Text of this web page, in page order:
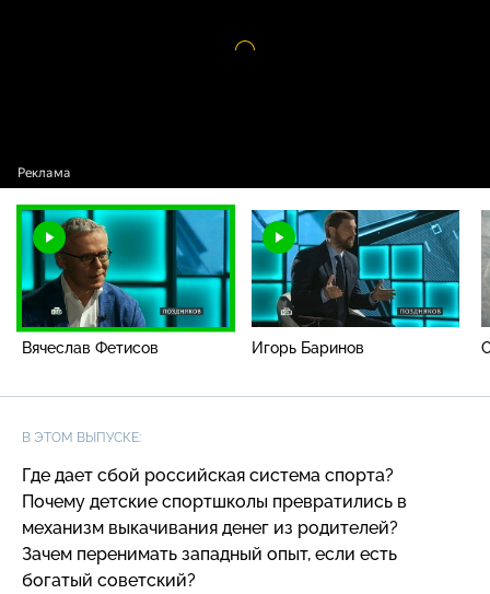
Видео
Вячеслав Фетисов Игорь Баринов
В ЭТОМ ВЫПУСКЕ:
Где дает сбой российская система спорта?
Почему детские спортшколы превратились в
механизм выкачивания денег из родителей?
Зачем перенимать западный опыт, если есть
богатый советский?